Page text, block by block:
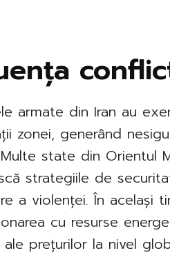
armate din Iran au
zonei, generând
state din Orientul
strategiile de
a violenței. În același
cu resurse
prețurilor la nivel